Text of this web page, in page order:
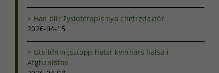
Han blir Fysioterapis nya chefredaktör
2026-04-15
Utbildningsstopp hotar kvinnors hälsa i
Afghanistan